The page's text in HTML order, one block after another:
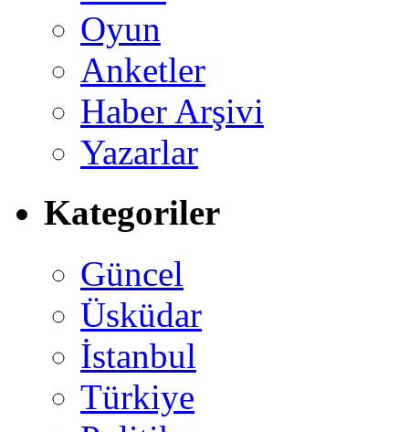
Oyun
Anketler
Haber Arşivi
Yazarlar
Kategoriler
Güncel
Üsküdar
İstanbul
Türkiye